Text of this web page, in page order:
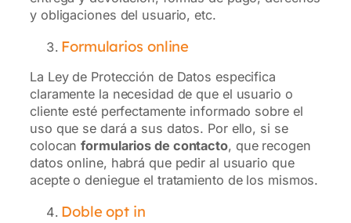
y obligaciones del usuario, etc.
Formularios online
La Ley de Protección de Datos especifica
claramente la necesidad de que el usuario o
cliente esté perfectamente informado sobre el
uso que se dará a sus datos. Por ello, si se
colocanformularios de contacto, que recogen
datos online, habrá que pedir al usuario que
acepte o deniegue el tratamiento de los mismos.
Doble opt in